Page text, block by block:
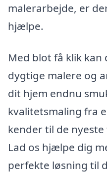
malerarbejde, er
hjælpe.
Med blot få klik
dygtige malere og
dit hjem endnu
kvalitetsmaling fra
kender til de
Lad os hjælpe dig
perfekte løsning til